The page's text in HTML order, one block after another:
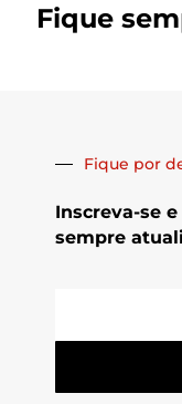
Fique
Fique por
Inscreva-se
sempre